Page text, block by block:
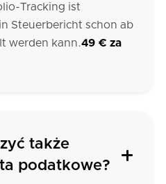
Tracking ist
Steuerbericht schon ab
werden kann.49 € za
także
podatkowe?